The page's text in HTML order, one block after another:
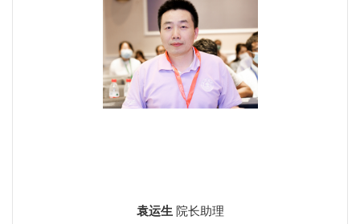
袁运生 院长助理